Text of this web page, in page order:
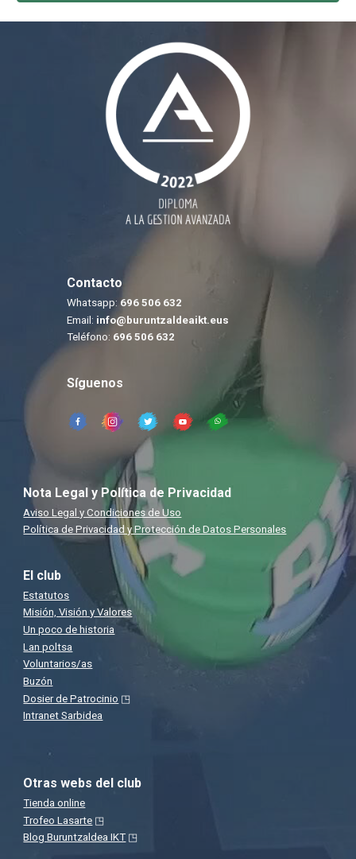
Contacto
Whatsapp: 696 506 632
Email: info@buruntzaldeaikt.eus
Teléfono: 696 506 632
Síguenos
Nota Legal y Política de Privacidad
Aviso Legal y Condiciones de Uso
Política de Privacidad y Protección de Datos Personales
El club
Estatutos
Misión, Visión y Valores
Un poco de historia
Lan poltsa
Voluntarios/as
Buzón
Dosier de Patrocinio ◳
Intranet Sarbidea
Otras webs del club
Tienda online
Trofeo Lasarte ◳
Blog Buruntzaldea IKT ◳